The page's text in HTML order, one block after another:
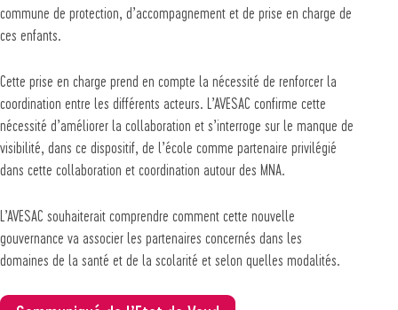
commune de protection, d’accompagnement et de prise en charge de
ces enfants.
Cette prise en charge prend en compte la nécessité de renforcer la
coordination entre les différents acteurs. L’AVESAC confirme cette
nécessité d’améliorer la collaboration et s’interroge sur le manque de
visibilité, dans ce dispositif, de l’école comme partenaire privilégié
dans cette collaboration et coordination autour des MNA.
L’AVESAC souhaiterait comprendre comment cette nouvelle
gouvernance va associer les partenaires concernés dans les
domaines de la santé et de la scolarité et selon quelles modalités.